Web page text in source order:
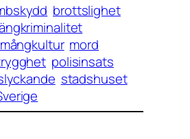
brottslighet
mångkultur mord
polisinsats
stadshuset